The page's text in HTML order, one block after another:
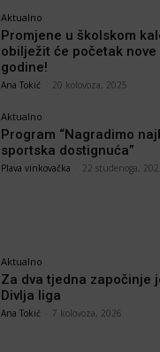
Aktualno
Promjene u školskom
obilježit će početak nove
godine!
Ana Tokić 20 kolovoza, 2025
Aktualno
Program “Nagradimo
sportska dostignuća”
Plava vinkovačka 22 studenoga,
Aktualno
Za dva tjedna započinje
Divlja liga
Ana Tokić 7 kolovoza, 2026